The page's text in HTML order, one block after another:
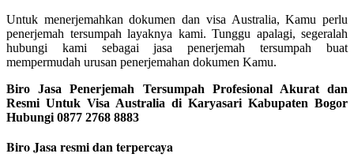
Untuk menerjemahkan dokumen dan visa Australia, Kamu perlu
penerjemah tersumpah layaknya kami. Tunggu apalagi, segeralah
hubungi kami sebagai jasa penerjemah tersumpah buat
mempermudah urusan penerjemahan dokumen Kamu.
Biro Jasa Penerjemah Tersumpah Profesional Akurat dan
Resmi Untuk Visa Australia di Karyasari Kabupaten Bogor
Hubungi 0877 2768 8883
Biro Jasa resmi dan terpercaya